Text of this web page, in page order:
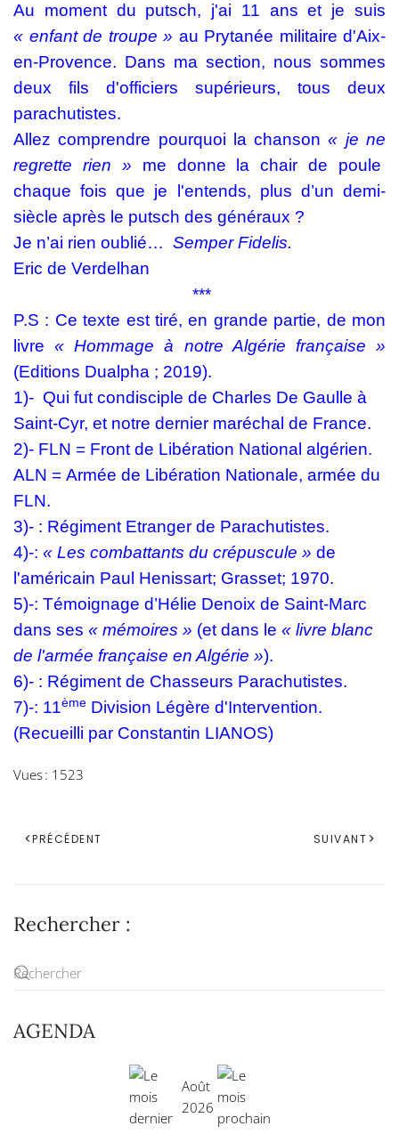
Au moment du putsch, j'ai 11 ans et je suis
« enfant de troupe » au Prytanée militaire d'Aix-
en-Provence. Dans ma section, nous sommes
deux fils d'officiers supérieurs, tous deux
parachutistes.
Allez comprendre pourquoi la chanson« je ne
regrette rien » me donne la chair de poule
chaque fois que je l'entends, plus d’un demi-
siècle après le putsch des généraux ?
Je n’ai rien oublié… Semper Fidelis.
Eric de Verdelhan
***
P.S : Ce texte est tiré, en grande partie, de mon
livre« Hommage à notre Algérie française »
(Editions Dualpha ; 2019).
1)- Qui fut condisciple de Charles De Gaulle à
Saint-Cyr, et notre dernier maréchal de France.
2)- FLN = Front de Libération National algérien.
ALN = Armée de Libération Nationale, armée du
FLN.
3)- : Régiment Etranger de Parachutistes.
4)-: « Les combattants du crépuscule » de
l'américain Paul Henissart; Grasset; 1970.
5)-: Témoignage d’Hélie Denoix de Saint-Marc
dans ses « mémoires » (et dans le « livre blanc
de l'armée française en Algérie »).
6)- : Régiment de Chasseurs Parachutistes.
7)-: 11ème Division Légère d'Intervention.
(Recueilli par Constantin LIANOS)
Vues : 1523
PRÉCÉDENT SUIVANT
Rechercher :
AGENDA
Août
2026